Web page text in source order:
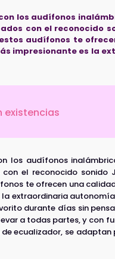
los audífonos
con el reconocido
audífonos te
impresionante es la
existencias
los audífonos
el reconocido sonido
te ofrecen una
extraordinaria
durante días sin
a todas partes, y con
ecualizador, se